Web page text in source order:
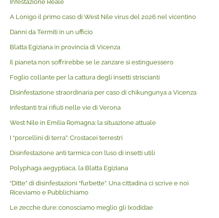
Infestazione Reale
A Lonigo il primo caso di West Nile virus del 2026 nel vicentino
Danni da Termiti in un ufficio
Blatta Egiziana in provincia di Vicenza
Il pianeta non soffrirebbe se le zanzare si estinguessero
Foglio collante per la cattura degli insetti striscianti
Disinfestazione straordinaria per caso di chikungunya a Vicenza
Infestanti trai rifiuti nelle vie di Verona
West Nile in Emilia Romagna: la situazione attuale
I “porcellini di terra”: Crostacei terrestri
Disinfestazione anti tarmica con l’uso di insetti utili
Polyphaga aegyptiaca, la Blatta Egiziana
“Ditte” di disinfestazioni “furbette”. Una cittadina ci scrive e noi
Riceviamo e Pubblichiamo
Le zecche dure: conosciamo meglio gli Ixodidae